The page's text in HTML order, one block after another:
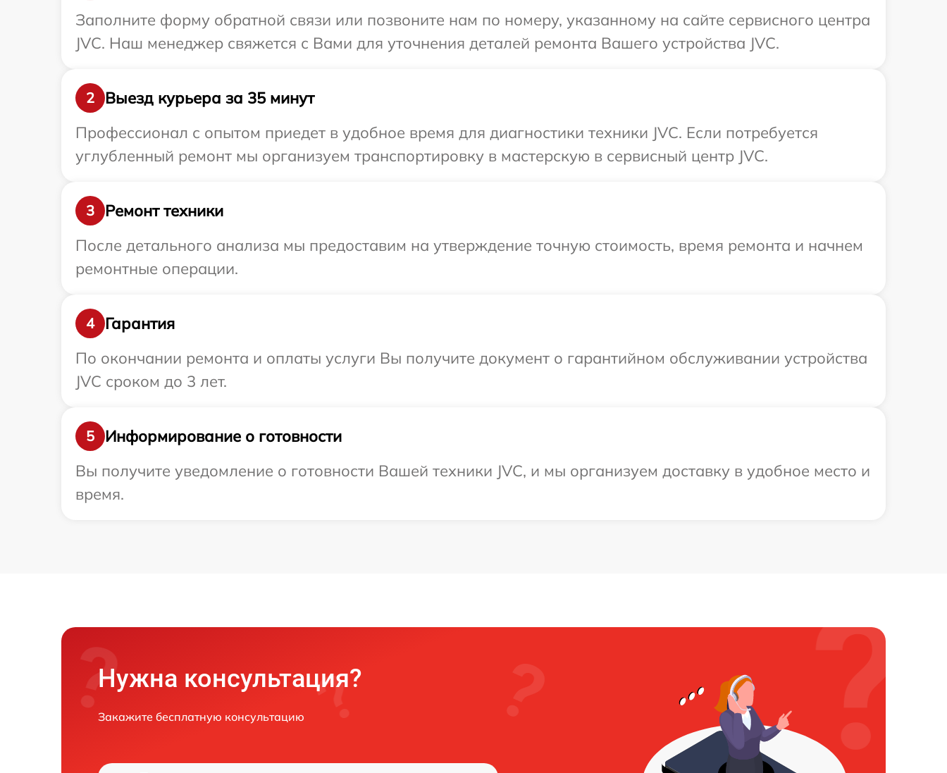
Заполните форму обратной связи или позвоните нам по номеру, указанному на сайте сервисного центра
JVC. Наш менеджер свяжется с Вами для уточнения деталей ремонта Вашего устройства JVC.
2
Выезд курьера за 35 минут
Профессионал с опытом приедет в удобное время для диагностики техники JVC. Если потребуется
углубленный ремонт мы организуем транспортировку в мастерскую в сервисный центр JVC.
3
Ремонт техники
После детального анализа мы предоставим на утверждение точную стоимость, время ремонта и начнем
ремонтные операции.
4
Гарантия
По окончании ремонта и оплаты услуги Вы получите документ о гарантийном обслуживании устройства
JVC сроком до 3 лет.
5
Информирование о готовности
Вы получите уведомление о готовности Вашей техники JVC, и мы организуем доставку в удобное место и
время.
Нужна консультация?
Закажите бесплатную консультацию